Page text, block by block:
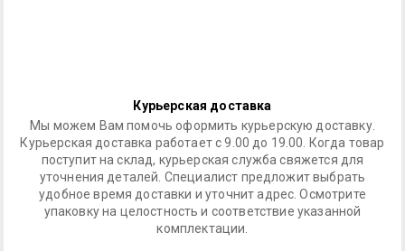
Курьерская доставка
Мы можем Вам помочь оформить курьерскую доставку.
Курьерская доставка работает с 9.00 до 19.00. Когда товар
поступит на склад, курьерская служба свяжется для
уточнения деталей. Специалист предложит выбрать
удобное время доставки и уточнит адрес. Осмотрите
упаковку на целостность и соответствие указанной
комплектации.